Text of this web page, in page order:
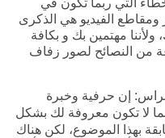
التي ربما تكون في
ومقاطع الفيديو هي الذكرى
مهتمين بك و بكافة
من النصائح لصور زفاف
لا تكون معروفة لك بشكل
بهذا الموضوع، لكن هناك